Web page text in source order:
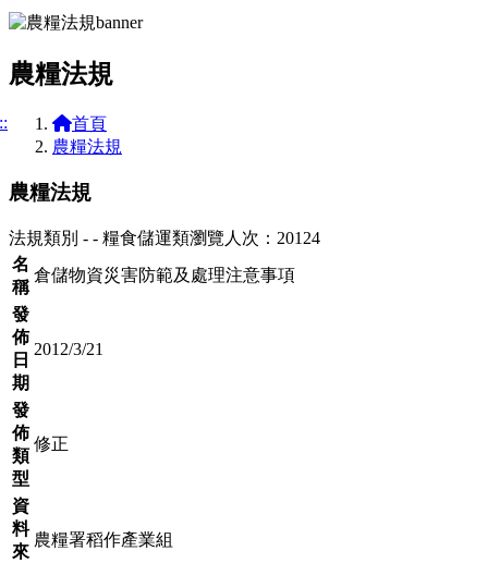
農糧法規
首頁
農糧法規
農糧法規
法規類別 - - 糧食儲運類瀏覽人次：20124
名
稱
倉儲物資災害防範及處理注意事項
發
佈
日
期
2012/3/21
發
佈
類
型
修正
資
料
來
農糧署稻作產業組